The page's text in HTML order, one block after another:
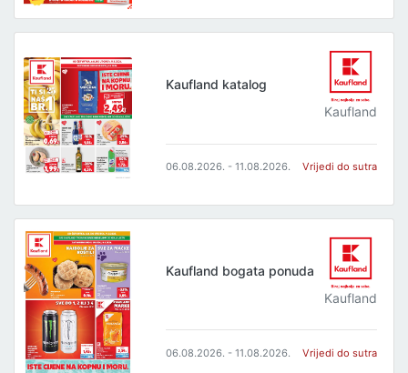
Kaufland katalog
Kaufland
06.08.2026. - 11.08.2026. Vrijedi do sutra
Kaufland bogata ponuda
Kaufland
06.08.2026. - 11.08.2026. Vrijedi do sutra